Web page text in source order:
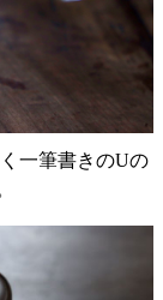
一筆書きのUの